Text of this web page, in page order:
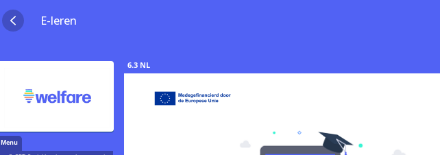
E-leren